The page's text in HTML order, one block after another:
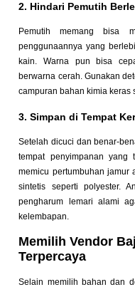
2. Hindari Pemutih
Pemutih memang bisa
penggunaannya yang
kain. Warna pun bisa
berwarna cerah. Gunakan
campuran bahan kimia keras
3. Simpan di Tempat
Setelah dicuci dan benar-
tempat penyimpanan
memicu pertumbuhan jamur
sintetis seperti polyester.
pengharum lemari alami
kelembapan.
Memilih Vendor
Terpercaya
Selain memilih bahan dan